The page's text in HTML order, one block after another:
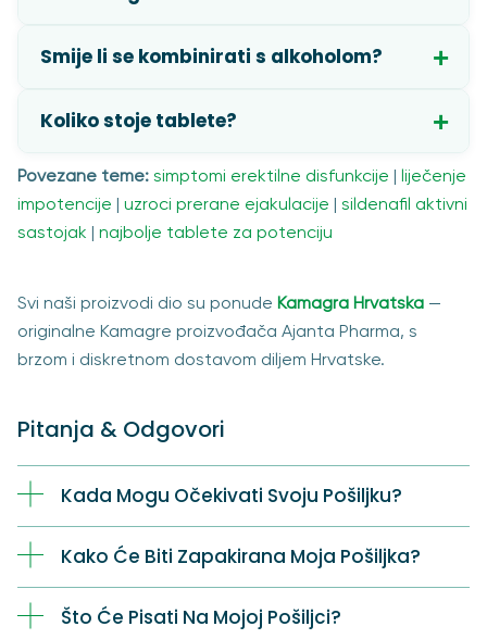
Smije li se kombinirati s alkoholom?
Koliko stoje tablete?
Povezane teme: simptomi erektilne disfunkcije | liječenje
impotencije | uzroci prerane ejakulacije | sildenafil aktivni
sastojak | najbolje tablete za potenciju
Svi naši proizvodi dio su ponude Kamagra Hrvatska —
originalne Kamagre proizvođača Ajanta Pharma, s
brzom i diskretnom dostavom diljem Hrvatske.
Pitanja & Odgovori
Kada Mogu Očekivati Svoju Pošiljku?
Kako Će Biti Zapakirana Moja Pošiljka?
Što Će Pisati Na Mojoj Pošiljci?